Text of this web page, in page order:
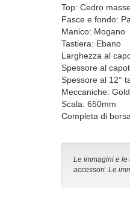
Top: Cedro
Fasce e fondo:
Manico: Mogano
Tastiera: Ebano
Larghezza al
Spessore al
Spessore al 12°
Meccaniche:
Scala: 650mm
Completa di borsa
Le immagini e le
accessori. Le